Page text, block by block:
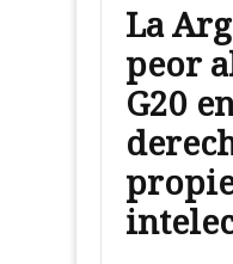
La
peor
G20